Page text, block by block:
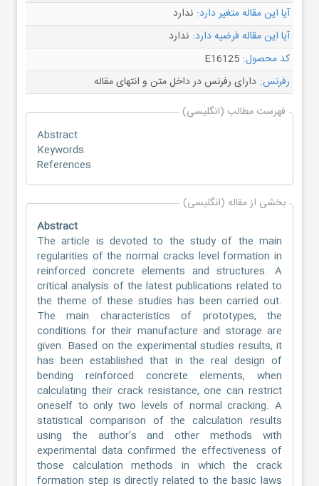
آیا این مقاله متغیر دارد: ندارد
آیا این مقاله فرضیه دارد: ندارد
کد محصول: E16125
رفرنس: دارای رفرنس در داخل متن و انتهای مقاله
فهرست مطالب (انگلیسی)
Abstract
Keywords
References
بخشی از مقاله (انگلیسی)
Abstract
The article is devoted to the study of the main
regularities of the normal cracks level formation in
reinforced concrete elements and structures. A
critical analysis of the latest publications related to
the theme of these studies has been carried out.
The main characteristics of prototypes, the
conditions for their manufacture and storage are
given. Based on the experimental studies results, it
has been established that in the real design of
bending reinforced concrete elements, when
calculating their crack resistance, one can restrict
oneself to only two levels of normal cracking. A
statistical comparison of the calculation results
using the author’s and other methods with
experimental data confirmed the effectiveness of
those calculation methods in which the crack
formation step is directly related to the basic laws